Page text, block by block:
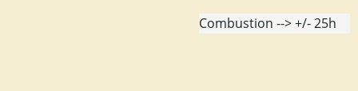
Combustion --> +/- 25h